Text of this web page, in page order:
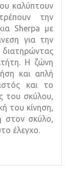
καλύπτουν
την
Sherpa με
για την
Η ζώνη
και απλή
και το
του σκύλου,
του κίνηση,
στον σκύλο,
έλεγχο.